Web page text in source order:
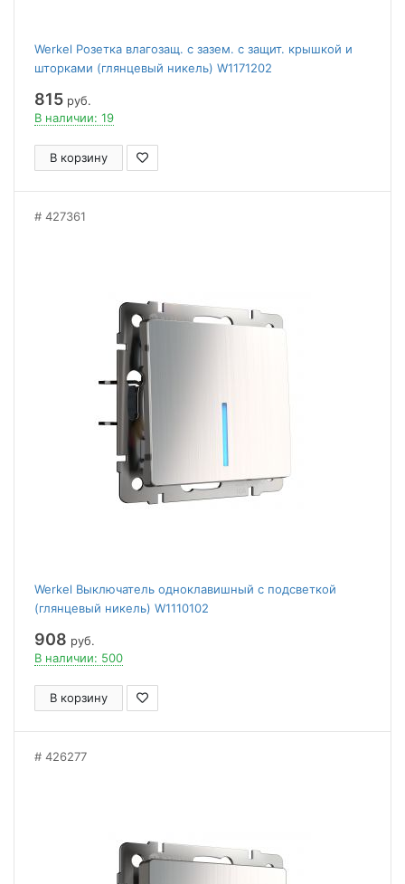
Werkel Розетка влагозащ. с зазем. с защит. крышкой и
шторками (глянцевый никель) W1171202
815 руб.
В наличии: 19
В корзину
427361
Werkel Выключатель одноклавишный с подсветкой
(глянцевый никель) W1110102
908 руб.
В наличии: 500
В корзину
426277